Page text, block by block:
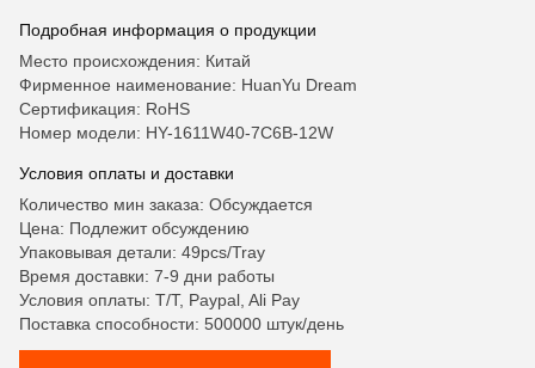
Подробная информация о продукции
Место происхождения: Китай
Фирменное наименование: HuanYu Dream
Сертификация: RoHS
Номер модели: HY-1611W40-7C6B-12W
Условия оплаты и доставки
Количество мин заказа: Обсуждается
Цена: Подлежит обсуждению
Упаковывая детали: 49pcs/Tray
Время доставки: 7-9 дни работы
Условия оплаты: T/T, Paypal, Ali Pay
Поставка способности: 500000 штук/день